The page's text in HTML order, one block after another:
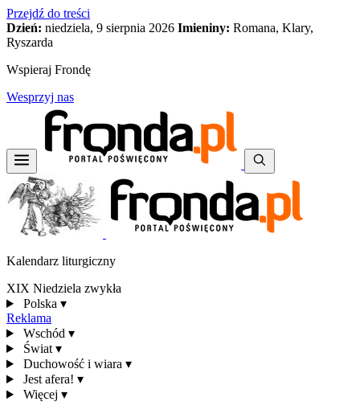
Przejdź do treści
Dzień: niedziela, 9 sierpnia 2026 Imieniny: Romana, Klary,
Ryszarda
Wspieraj Frondę
Wesprzyj nas
Kalendarz liturgiczny
XIX Niedziela zwykła
Polska ▾
Reklama
Wschód ▾
Świat ▾
Duchowość i wiara ▾
Jest afera! ▾
Więcej ▾